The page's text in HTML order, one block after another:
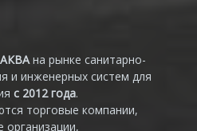
АКВАна рынке санитарно-
и инженерных систем для
с 2012 года.
торговые компании,